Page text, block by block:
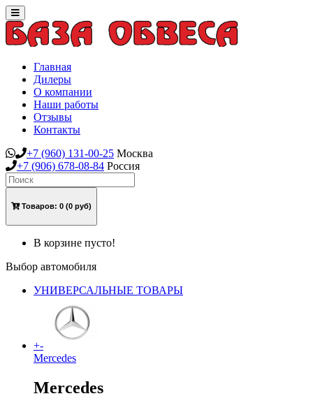
Toggle
navigation
Главная
Дилеры
О компании
Наши работы
Отзывы
Контакты
+7 (960) 131-00-25 Москва
+7 (906) 678-08-84 Россия
Товаров: 0 (0 руб)
В корзине пусто!
Выбор автомобиля
УНИВЕРСАЛЬНЫЕ ТОВАРЫ
+-
Mercedes
Mercedes